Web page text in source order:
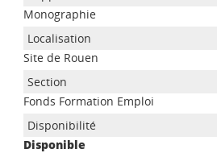
Monographie
Site de Rouen
Fonds Formation Emploi
Disponible
Appels à projets